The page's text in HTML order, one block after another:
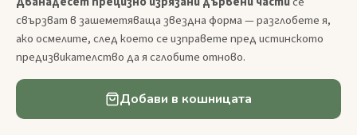
свързват в зашеметяваща звездна форма — разглобете я,
ако осмелите, след което се изправете пред истинското
предизвикателство да я сглобите отново.
Добави в кошницата